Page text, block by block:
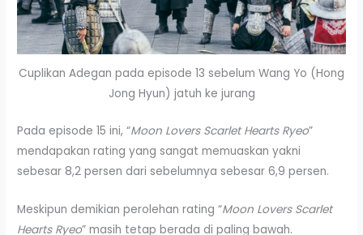
Cuplikan Adegan pada episode 13 sebelum Wang Yo (Hong
Jong Hyun) jatuh ke jurang
Pada episode 15 ini, “Moon Lovers Scarlet Hearts Ryeo”
mendapakan rating yang sangat memuaskan yakni
sebesar 8,2 persen dari sebelumnya sebesar 6,9 persen.
Meskipun demikian perolehan rating “Moon Lovers Scarlet
Hearts Ryeo” masih tetap berada di paling bawah.